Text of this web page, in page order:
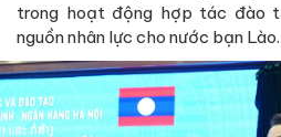
trong hoạt động hợp tác đào
nguồn nhân lực cho nước bạn Lào.